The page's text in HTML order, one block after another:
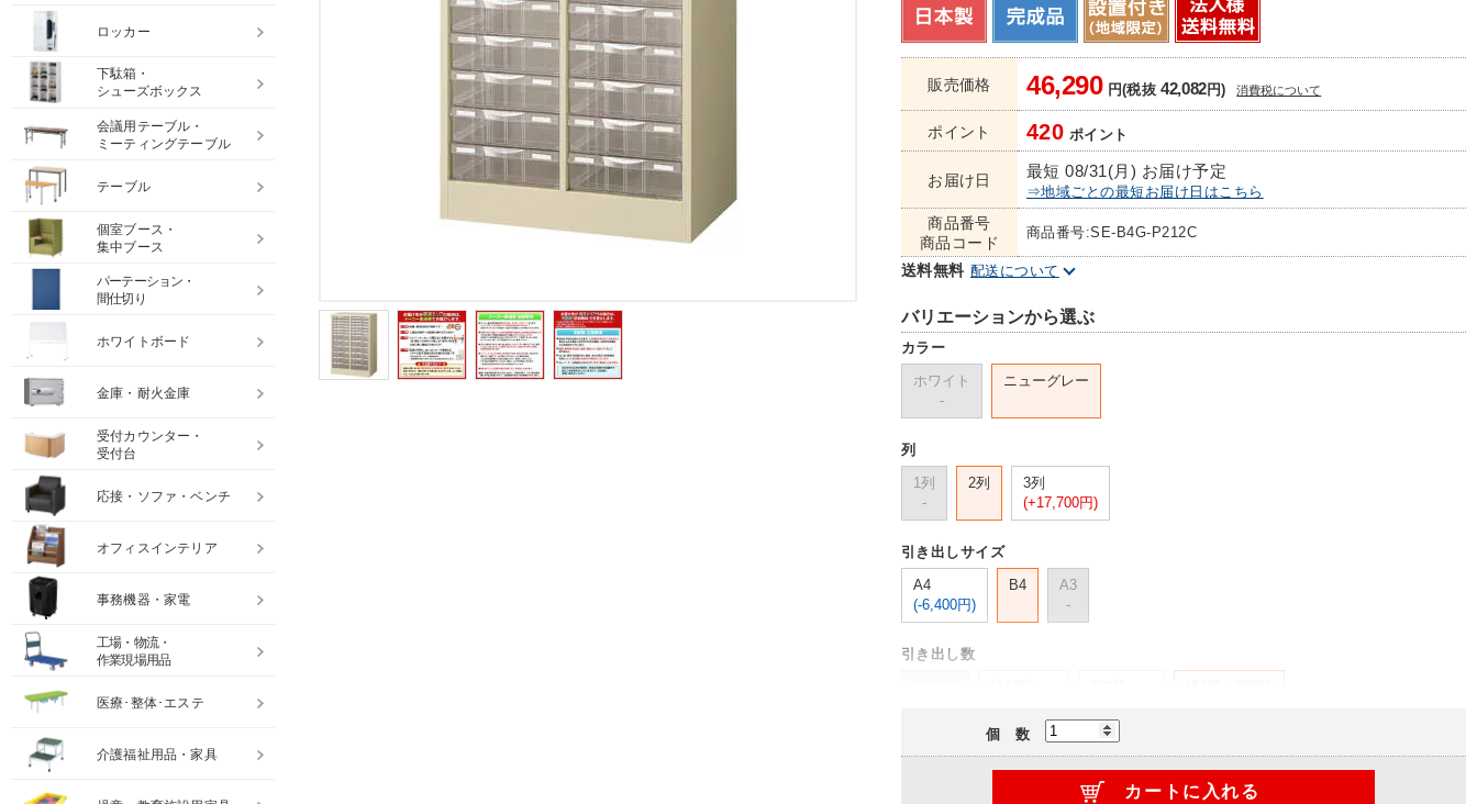
販売価格 46,290円(税抜42,082円) 消費税について
ポイント 420 ポイント
お届け日 最短 08/31(月) お届け予定
⇒地域ごとの最短お届け日はこちら
商品番号
商品コード
商品番号:SE-B4G-P212C
送料無料 配送について
バリエーションから選ぶ
カラー
ホワイト
-
ニューグレー
列
1列
-
2列
3列
(+17,700円)
引き出しサイズ
A4
(-6,400円)
B4
A3
-
引き出し数
個 数
ロッカー
下駄箱・
シューズボックス
会議用テーブル・
ミーティングテーブル
テーブル
個室ブース・
集中ブース
パーテーション・
間仕切り
ホワイトボード
金庫・耐火金庫
受付カウンター・
受付台
応接・ソファ・ベンチ
オフィスインテリア
事務機器・家電
工場・物流・
作業現場用品
医療･整体･エステ
介護福祉用品・家具